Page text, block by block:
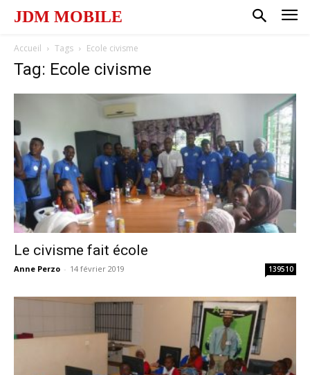
JDM MOBILE
Accueil Tags Ecole civisme
Tag: Ecole civisme
Le civisme fait école
Anne Perzo - 14 février 2019 139510